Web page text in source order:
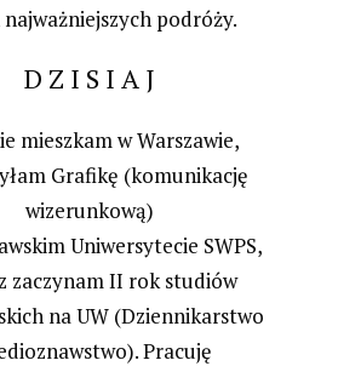
podróży.
D Z I S I A J
mieszkam w Warszawie,
Grafikę (komunikację
wizerunkową)
Uniwersytecie SWPS,
zaczynam II rok studiów
na UW (Dziennikarstwo
Pracuję